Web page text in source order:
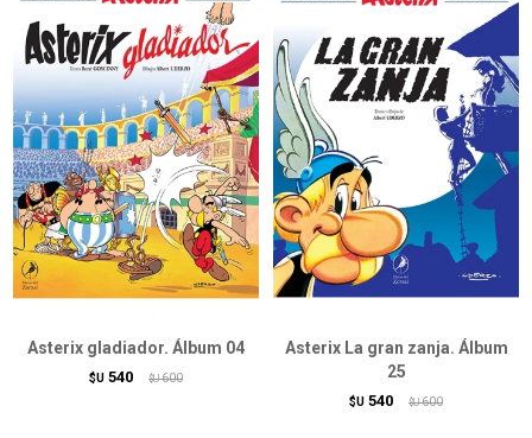
Asterix gladiador. Álbum 04
$U 540 $U 600
Asterix La gran zanja. Álbum
25
$U 540 $U 600